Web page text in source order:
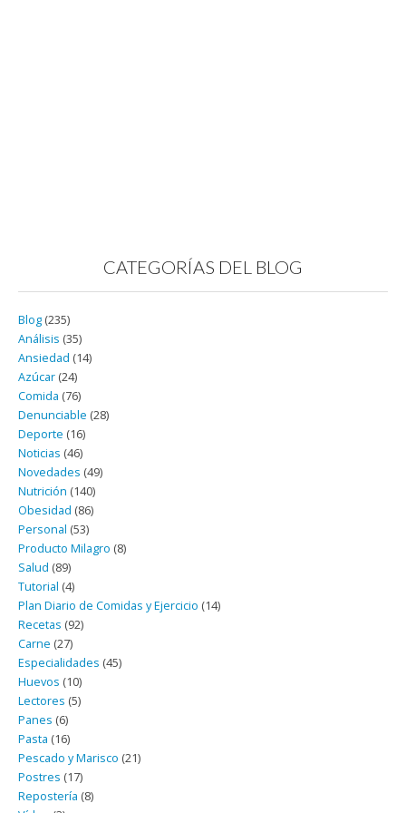
CATEGORÍAS DEL BLOG
Blog (235)
Análisis (35)
Ansiedad (14)
Azúcar (24)
Comida (76)
Denunciable (28)
Deporte (16)
Noticias (46)
Novedades (49)
Nutrición (140)
Obesidad (86)
Personal (53)
Producto Milagro (8)
Salud (89)
Tutorial (4)
Plan Diario de Comidas y Ejercicio (14)
Recetas (92)
Carne (27)
Especialidades (45)
Huevos (10)
Lectores (5)
Panes (6)
Pasta (16)
Pescado y Marisco (21)
Postres (17)
Repostería (8)